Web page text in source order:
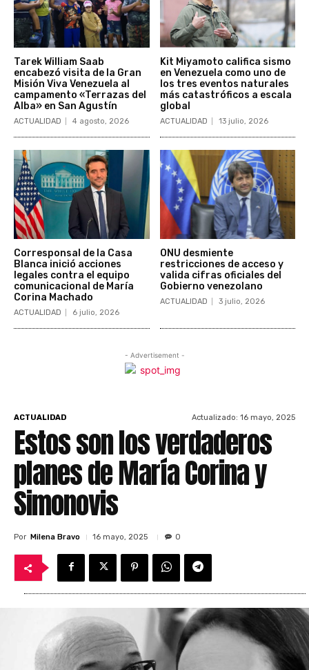
Tarek William Saab
encabezó visita de la Gran
Misión Viva Venezuela al
campamento «Terrazas del
Alba» en San Agustín
ACTUALIDAD 4 agosto, 2026
Kit Miyamoto califica sismo
en Venezuela como uno de
los tres eventos naturales
más catastróficos a escala
global
ACTUALIDAD 13 julio, 2026
Corresponsal de la Casa
Blanca inició acciones
legales contra el equipo
comunicacional de María
Corina Machado
ACTUALIDAD 6 julio, 2026
ONU desmiente
restricciones de acceso y
valida cifras oficiales del
Gobierno venezolano
ACTUALIDAD 3 julio, 2026
- Advertisement -